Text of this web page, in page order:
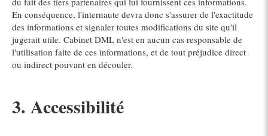
En conséquence, l'internaute devra donc s'assurer de l'exactitude
des informations et signaler toutes modifications du site qu'il
jugerait utile. Cabinet DML n'est en aucun cas responsable de
l'utilisation faite de ces informations, et de tout préjudice direct
ou indirect pouvant en découler.
3. Accessibilité